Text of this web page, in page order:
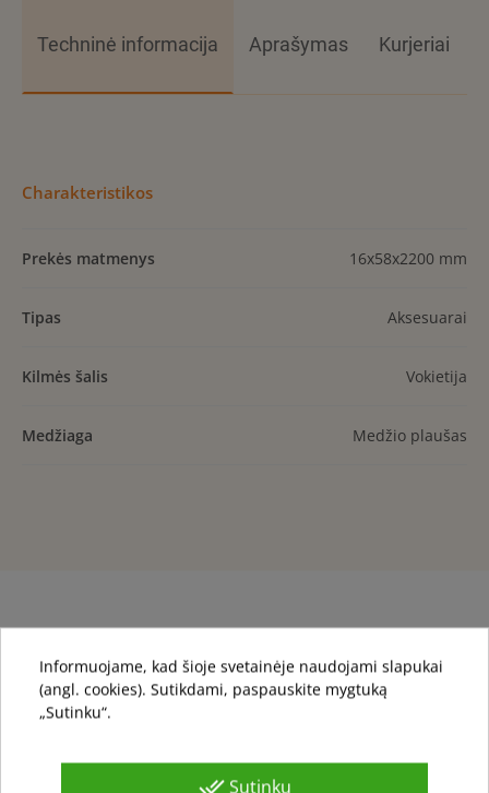
Techninė informacija Aprašymas Kurjeriai
Charakteristikos
Prekės matmenys 16x58x2200 mm
Tipas Aksesuarai
Kilmės šalis Vokietija
Medžiaga Medžio plaušas
Jums taip pat gali patikti
Informuojame, kad šioje svetainėje naudojami slapukai
(angl. cookies). Sutikdami, paspauskite mygtuką
„Sutinku“.
done_all Sutinku